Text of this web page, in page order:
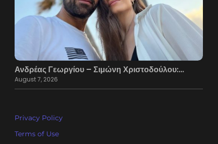
Ανδρέας Γεωργίου – Σιμώνη Χριστοδούλου:…
August 7, 2026
Privacy Policy
Terms of Use